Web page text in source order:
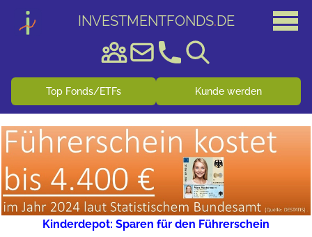
INVESTMENTFONDS.DE
Top Fonds/ETFs Kunde werden
Kinderdepot: Sparen für den Führerschein